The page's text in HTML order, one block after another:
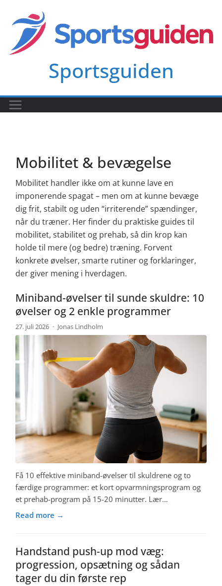
content
Sportsguiden
Mobilitet & bevægelse
Mobilitet handler ikke om at kunne lave en
imponerende spagat – men om at kunne bevæge
dig frit, stabilt og uden “irriterende” spændinger,
når du træner. Her finder du praktiske guides til
mobilitet, stabilitet og prehab, så din krop kan
holde til mere (og bedre) træning. Forvent
konkrete øvelser, smarte rutiner og forklaringer,
der giver mening i hverdagen.
Miniband-øvelser til sunde skuldre: 10
øvelser og 2 enkle programmer
27. juli 2026 · Jonas Lindholm
Få 10 effektive miniband-øvelser til skuldrene og to
færdige programmer: et kort opvarmningsprogram og
et prehab-program på 15-20 minutter. Lær…
Read more →
Handstand push-up mod væg:
progression, opsætning og sådan
tager du din første rep